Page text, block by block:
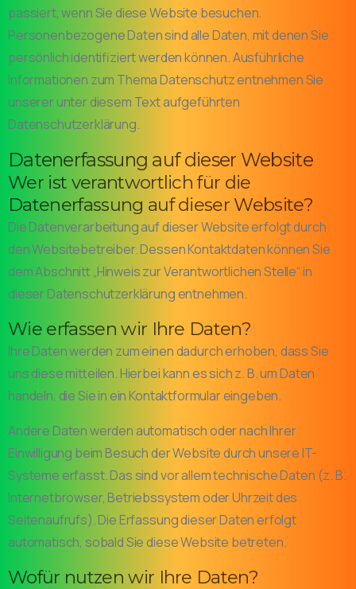
passiert, wenn Sie diese Website besuchen.
Personenbezogene Daten sind alle Daten, mit denen Sie
persönlich identifiziert werden können. Ausführliche
Informationen zum Thema Datenschutz entnehmen Sie
unserer unter diesem Text aufgeführten
Datenschutzerklärung.
Datenerfassung auf dieser Website
Wer ist verantwortlich für die
Datenerfassung auf dieser Website?
Die Datenverarbeitung auf dieser Website erfolgt durch
den Websitebetreiber. Dessen Kontaktdaten können Sie
dem Abschnitt „Hinweis zur Verantwortlichen Stelle“ in
dieser Datenschutzerklärung entnehmen.
Wie erfassen wir Ihre Daten?
Ihre Daten werden zum einen dadurch erhoben, dass Sie
uns diese mitteilen. Hierbei kann es sich z. B. um Daten
handeln, die Sie in ein Kontaktformular eingeben.
Andere Daten werden automatisch oder nach Ihrer
Einwilligung beim Besuch der Website durch unsere IT-
Systeme erfasst. Das sind vor allem technische Daten (z. B.
Internetbrowser, Betriebssystem oder Uhrzeit des
Seitenaufrufs). Die Erfassung dieser Daten erfolgt
automatisch, sobald Sie diese Website betreten.
Wofür nutzen wir Ihre Daten?